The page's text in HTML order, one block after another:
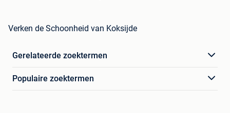
Verken de Schoonheid van Koksijde
Gerelateerde zoektermen
Populaire zoektermen